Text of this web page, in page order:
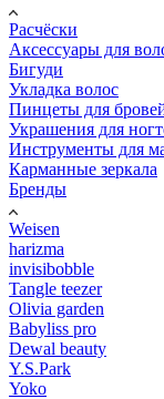
Расчёски
Аксессуары для
Бигуди
Укладка волос
Пинцеты для
Украшения для
Инструменты для
Карманные зеркала
Бренды
Weisen
harizma
invisibobble
Tangle teezer
Olivia garden
Babyliss pro
Dewal beauty
Y.S.Park
Yoko